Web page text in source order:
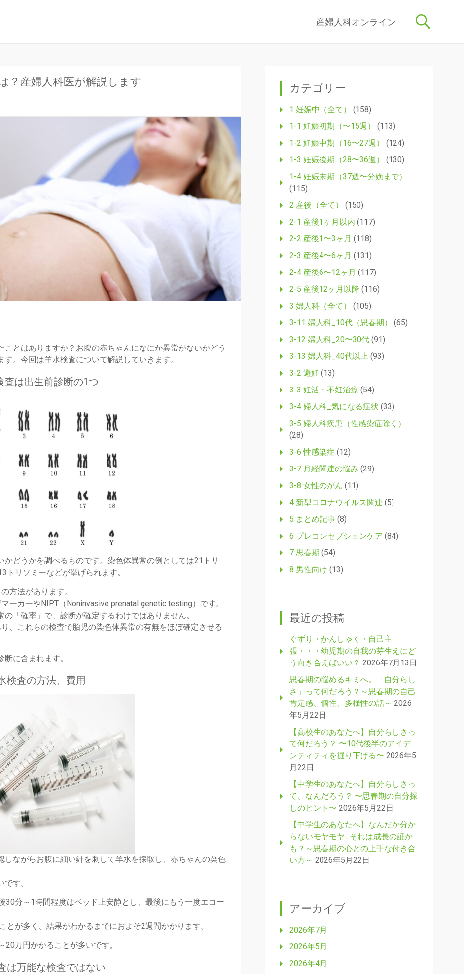
ン
ス
ッ
プ
産婦人科オンライン
？産婦人科医が解説します
ことはありますか？お腹の赤ちゃんになにか異常がないかどう
。今回は羊水検査について解説していきます。
査は出生前診断の1つ
どうかを調べるものです。染色体異常の例としては21トリ
トリソミーなどが挙げられます。
方法があります。
ーカーやNIPT（Noninvasive prenatal genetic testing）です。
「確率」で、診断が確定するわけではありません。
、これらの検査で胎児の染色体異常の有無をほぼ確定させる
に含まれます。
検査の方法、費用
ながらお腹に細い針を刺して羊水を採取し、赤ちゃんの染色
す。
30分～1時間程度はベッド上安静とし、最後にもう一度エコー
が多く、結果がわかるまでにおよそ2週間かかります。
万円かかることが多いです。
は万能な検査ではない
カテゴリー
1 妊娠中（全て）
(158)
1-1 妊娠初期（〜15週）
(113)
1-2 妊娠中期（16〜27週）
(124)
1-3 妊娠後期（28〜36週）
(130)
1-4 妊娠末期（37週〜分娩まで）
(115)
2 産後（全て）
(150)
2-1 産後1ヶ月以内 (117)
2-2 産後1〜3ヶ月 (118)
2-3 産後4〜6ヶ月 (131)
2-4 産後6〜12ヶ月 (117)
2-5 産後12ヶ月以降 (116)
3 婦人科（全て）
(105)
3-11 婦人科_10代（思春期）
(65)
3-12 婦人科_20〜30代(91)
3-13 婦人科_40代以上 (93)
3-2 避妊(13)
3-3 妊活・不妊治療 (54)
3-4 婦人科_気になる症状 (33)
3-5 婦人科疾患（性感染症除く）
(28)
3-6 性感染症 (12)
3-7 月経関連の悩み (29)
3-8 女性のがん (11)
4 新型コロナウイルス関連 (5)
5 まとめ記事(8)
6 プレコンセプションケア (84)
7 思春期 (54)
8 男性向け (13)
最近の投稿
ぐずり・かんしゃく・自己主
張・・・幼児期の自我の芽生えにど
う向き合えばいい？ 2026年7月13日
思春期の悩めるキミへ。「自分らし
さ」って何だろう？～思春期の自己
肯定感、個性、多様性の話～ 2026
年5月22日
【高校生のあなたへ】自分らしさっ
て何だろう？ 〜10代後半のアイデ
ンティティを掘り下げる〜 2026年5
月22日
【中学生のあなたへ】自分らしさっ
て、なんだろう？ 〜思春期の自分探
しのヒント〜 2026年5月22日
【中学生のあなたへ】なんだか分か
らないモヤモヤ…それは成長の証か
も？～思春期の心との上手な付き合
い方～ 2026年5月22日
アーカイブ
2026年7月
2026年5月
2026年4月